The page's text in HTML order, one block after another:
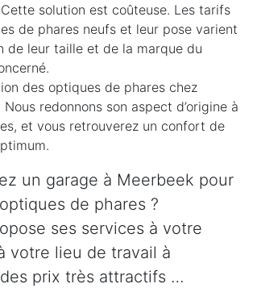
solution est coûteuse. Les tarifs
de phares neufs et leur pose varient
de leur taille et de la marque du
des optiques de phares chez
Nous redonnons son aspect d’origine à
et vous retrouverez un confort de
un garage à Meerbeek pour
de phares ?
ses services à votre
votre lieu de travail à
prix très attractifs …